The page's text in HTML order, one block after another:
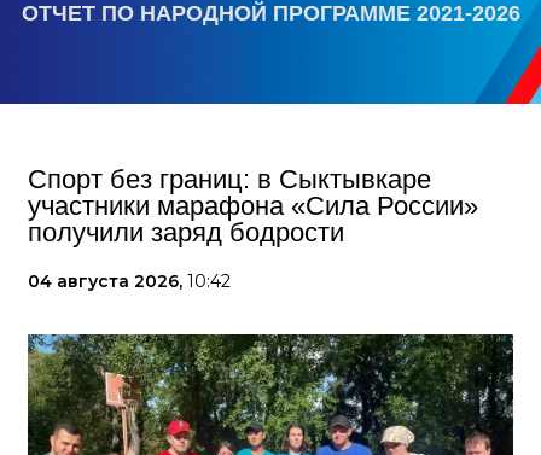
ОТЧЕТ ПО НАРОДНОЙ ПРОГРАММЕ 2021-2026
Спорт без границ: в Сыктывкаре
участники марафона «Сила России»
получили заряд бодрости
04 августа 2026, 10:42